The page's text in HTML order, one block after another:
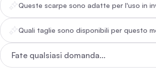
Queste scarpe sono adatte per l'uso in
Quali taglie sono disponibili per questo